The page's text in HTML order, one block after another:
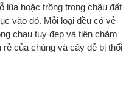
lũa hoặc trồng trong chậu đất
vào đó. Mỗi loại đều có vẻ
chạu tuy đẹp và tiện chăm
của chúng và cây dễ bị thối